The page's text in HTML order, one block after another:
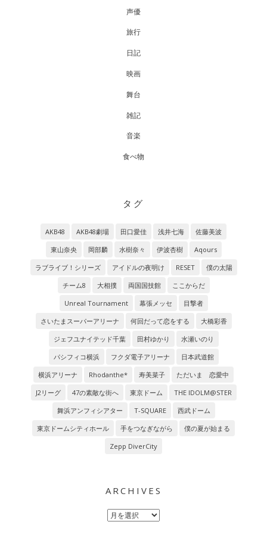
声優
旅行
日記
映画
舞台
雑記
音楽
食べ物
タグ
AKB48 AKB48劇場 田口愛佳 浅井七海
佐藤美波
東山奈央
岡部麟 水樹奈々 伊波杏樹
Aqours
ラブライブ！シリーズ
アイドルの夜明け RESET
僕の太陽
チーム8
大相撲 両国国技館
ここからだ
Unreal Tournament
幕張メッセ
目撃者
さいたまスーパーアリーナ
何回だって恋をする
大橋彩香
ジェフユナイテッド千葉
田村ゆかり
水瀬いのり
パシフィコ横浜
フクダ電子アリーナ
日本武道館
横浜アリーナ
Rhodanthe* 寿美菜子
ただいま 恋愛中
J2リーグ
47の素敵な街へ 東京ドーム
THE IDOLM@STER
舞浜アンフィシアター
T-SQUARE
西武ドーム
東京ドームシティホール
手をつなぎながら
僕の夏が始まる
Zepp DiverCity
ARCHIVES
Archives